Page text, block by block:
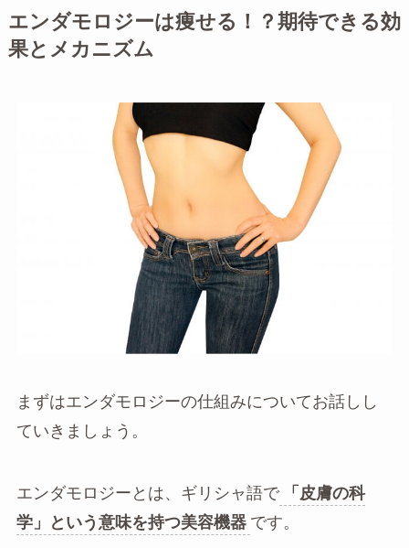
エンダモロジーは痩せる！？期待できる効
果とメカニズム
まずはエンダモロジーの仕組みについてお話しし
ていきましょう。
エンダモロジーとは、ギリシャ語で
「皮膚の科
学」という意味を持つ美容機器 です。